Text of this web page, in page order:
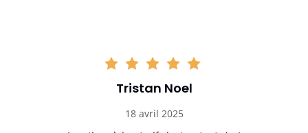
Tristan Noel
18 avril 2025